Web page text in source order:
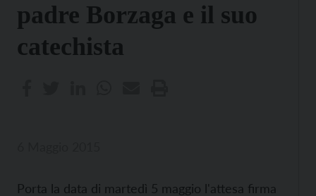
padre Borzaga e il suo
catechista
Porta la data di martedì 5 maggio l'attesa firma